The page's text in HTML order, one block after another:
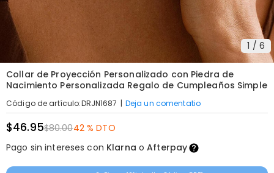
1 / 6
Collar de Proyección Personalizado con Piedra de
Nacimiento Personalizada Regalo de Cumpleaños Simple
Código de artículo:DRJN1687 | Deja un comentatio
$46.95$80.0042 % DTO
Pago sin intereses con Klarna oAfterpay